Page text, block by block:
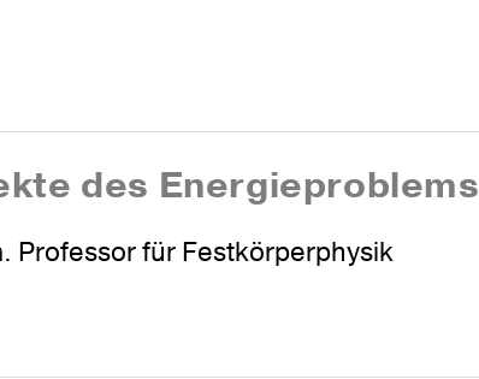
des Energieproblems
Professor für Festkörperphysik